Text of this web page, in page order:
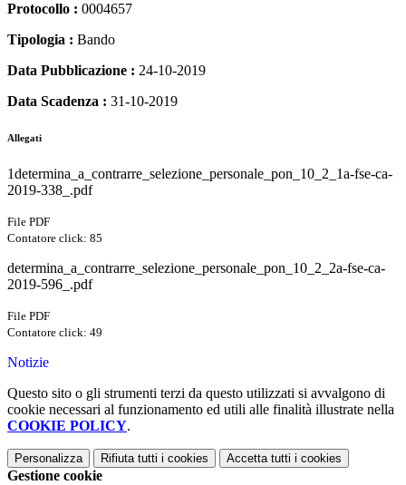
Protocollo : 0004657
Tipologia : Bando
Data Pubblicazione : 24-10-2019
Data Scadenza : 31-10-2019
Allegati
1determina_a_contrarre_selezione_personale_pon_10_2_1a-fse-ca-
2019-338_.pdf
File PDF
Contatore click: 85
determina_a_contrarre_selezione_personale_pon_10_2_2a-fse-ca-
2019-596_.pdf
File PDF
Contatore click: 49
Notizie
Questo sito o gli strumenti terzi da questo utilizzati si avvalgono di
cookie necessari al funzionamento ed utili alle finalità illustrate nella
COOKIE POLICY.
Personalizza Rifiuta tutti i cookies Accetta tutti i cookies
Gestione cookie